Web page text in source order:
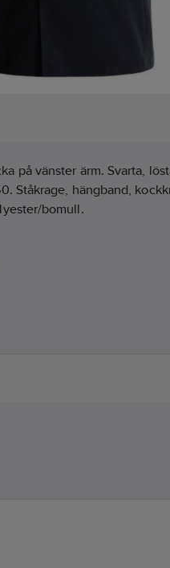
på vänster ärm. Svarta,
Ståkrage, hängband,
bomull.